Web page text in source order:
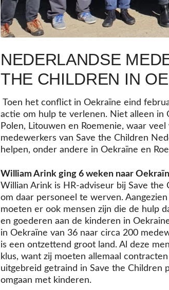
NEDERLANDSE
THE CHILDREN IN
Toen het conflict in Oekraïne eind
actie om hulp te verlenen. Niet alleen in
Polen, Litouwen en Roemenie, waar
medewerkers van Save the Children
helpen, onder andere in Oekraïne en
William Arink ging 6 weken naar
Willian Arink is HR-adviseur bij Save
om daar personeel te werven.
moeten er ook mensen zijn die de hulp
en goederen aan de kinderen in
in Oekraïne van 36 naar circa 200
is een ontzettend groot land. Al deze
klus, want zij moeten allemaal
uitgebreid getraind in Save the Children
omgaan met kinderen.